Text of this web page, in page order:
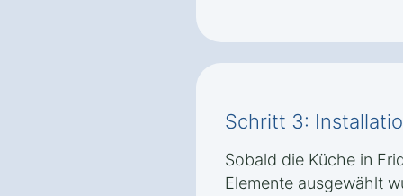
Schritt 3:
Sobald die Küche in
Elemente ausgewählt